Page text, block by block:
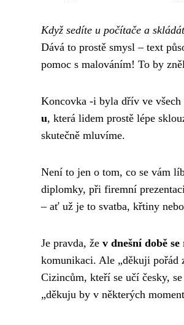
Když sedíte u počítače a
Dává to prostě smysl – text
pomoc s malováním! To by
Koncovka -i byla dřív ve všech
u, která lidem prostě lépe
skutečně mluvíme.
Není to jen o tom, co se vám
diplomky, při firemní
– ať už je to svatba, křtiny
Je pravda, že v dnešní době
komunikaci. Ale „děkuji pořád
Cizincům, kteří se učí česky,
„děkuju by v některých